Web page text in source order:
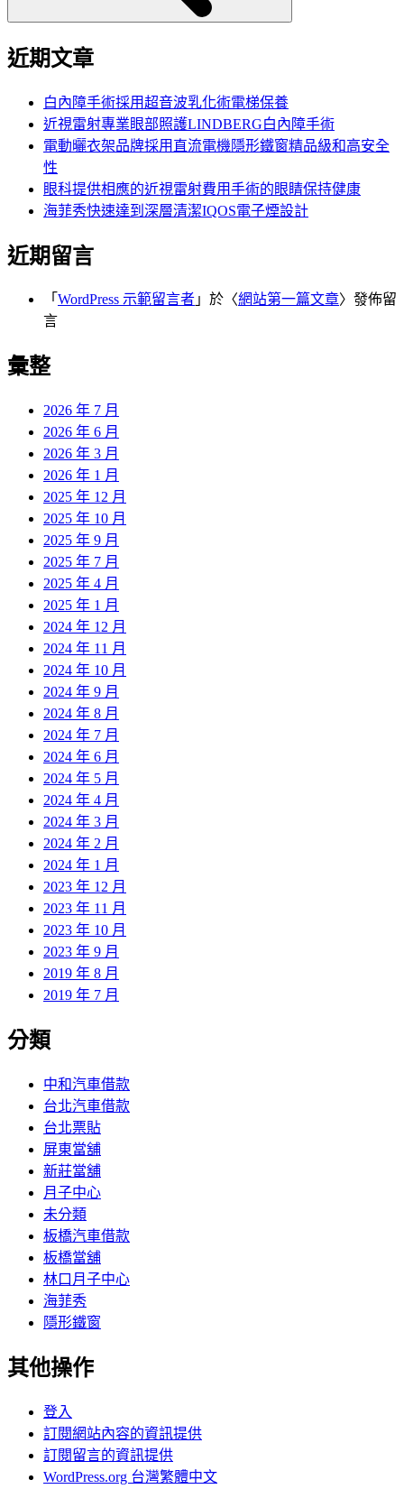
近期文章
白內障手術採用超音波乳化術電梯保養
近視雷射專業眼部照護LINDBERG白內障手術
電動曬衣架品牌採用直流電機隱形鐵窗精品級和高安全
性
眼科提供相應的近視雷射費用手術的眼睛保持健康
海菲秀快速達到深層清潔IQOS電子煙設計
近期留言
「 WordPress 示範留言者 」於〈網站第一篇文章〉發佈留
言
彙整
2026 年 7 月
2026 年 6 月
2026 年 3 月
2026 年 1 月
2025 年 12 月
2025 年 10 月
2025 年 9 月
2025 年 7 月
2025 年 4 月
2025 年 1 月
2024 年 12 月
2024 年 11 月
2024 年 10 月
2024 年 9 月
2024 年 8 月
2024 年 7 月
2024 年 6 月
2024 年 5 月
2024 年 4 月
2024 年 3 月
2024 年 2 月
2024 年 1 月
2023 年 12 月
2023 年 11 月
2023 年 10 月
2023 年 9 月
2019 年 8 月
2019 年 7 月
分類
中和汽車借款
台北汽車借款
台北票貼
屏東當舖
新莊當舖
月子中心
未分類
板橋汽車借款
板橋當舖
林口月子中心
海菲秀
隱形鐵窗
其他操作
登入
訂閱網站內容的資訊提供
訂閱留言的資訊提供
WordPress.org 台灣繁體中文